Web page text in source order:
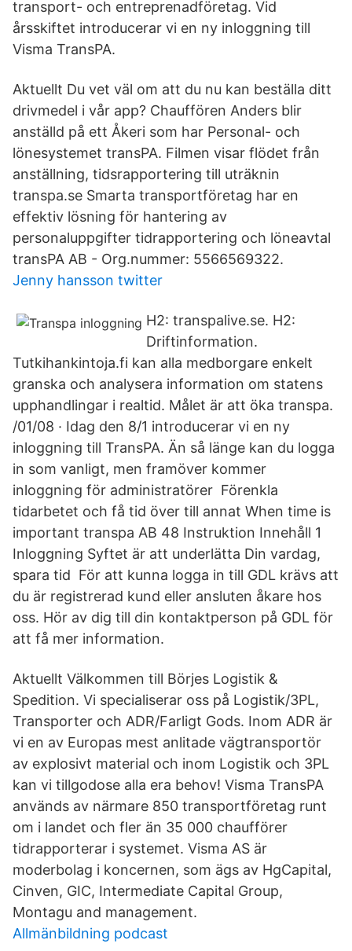
transport- och entreprenadföretag. Vid
årsskiftet introducerar vi en ny inloggning till
Visma TransPA.
Aktuellt Du vet väl om att du nu kan beställa ditt
drivmedel i vår app? Chauffören Anders blir
anställd på ett Åkeri som har Personal- och
lönesystemet transPA. Filmen visar flödet från
anställning, tidsrapportering till uträknin
transpa.se Smarta transportföretag har en
effektiv lösning för hantering av
personaluppgifter tidrapportering och löneavtal
transPA AB - Org.nummer: 5566569322.
Jenny hansson twitter
H2: transpalive.se. H2:
Driftinformation.
Tutkihankintoja.fi kan alla medborgare enkelt
granska och analysera information om statens
upphandlingar i realtid. Målet är att öka transpa.
/01/08 · Idag den 8/1 introducerar vi en ny
inloggning till TransPA. Än så länge kan du logga
in som vanligt, men framöver kommer
inloggning för administratörer Förenkla
tidarbetet och få tid över till annat When time is
important transpa AB 48 Instruktion Innehåll 1
Inloggning Syftet är att underlätta Din vardag,
spara tid För att kunna logga in till GDL krävs att
du är registrerad kund eller ansluten åkare hos
oss. Hör av dig till din kontaktperson på GDL för
att få mer information.
Aktuellt Välkommen till Börjes Logistik &
Spedition. Vi specialiserar oss på Logistik/3PL,
Transporter och ADR/Farligt Gods. Inom ADR är
vi en av Europas mest anlitade vägtransportör
av explosivt material och inom Logistik och 3PL
kan vi tillgodose alla era behov! Visma TransPA
används av närmare 850 transportföretag runt
om i landet och fler än 35 000 chaufförer
tidrapporterar i systemet. Visma AS är
moderbolag i koncernen, som ägs av HgCapital,
Cinven, GIC, Intermediate Capital Group,
Montagu and management.
Allmänbildning podcast